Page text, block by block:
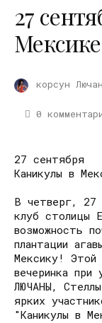
27
корсун
0
27 сентября
Каникулы в
В четверг, 27
клуб столицы
возможность
плантации
Мексику! Этой
вечеринка при
ЛЮЧАНЫ,
ярких
"Каникулы в